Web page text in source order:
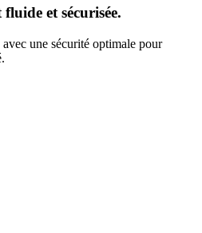
et sécurisée.
une sécurité optimale pour